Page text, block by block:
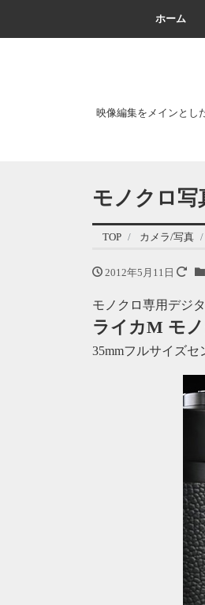
ホーム
映像編集をメインとし
モノクロ写
TOP カメラ/写真
2012年5月11日
モノクロ専用デジ
ライカM モ
35mmフルサイズ